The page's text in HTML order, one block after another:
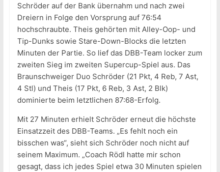
Schröder auf der Bank übernahm und nach zwei
Dreiern in Folge den Vorsprung auf 76:54
hochschraubte. Theis gehörten mit Alley-Oop- und
Tip-Dunks sowie Stare-Down-Blocks die letzten
Minuten der Partie. So lief das DBB-Team locker zum
zweiten Sieg im zweiten Supercup-Spiel aus. Das
Braunschweiger Duo Schröder (21 Pkt, 4 Reb, 7 Ast,
4 Stl) und Theis (17 Pkt, 6 Reb, 3 Ast, 2 Blk)
dominierte beim letztlichen 87:68-Erfolg.
Mit 27 Minuten erhielt Schröder erneut die höchste
Einsatzzeit des DBB-Teams. „Es fehlt noch ein
bisschen was“, sieht sich Schröder noch nicht auf
seinem Maximum. „Coach Rödl hatte mir schon
gesagt, dass ich jedes Spiel etwa 30 Minuten spielen